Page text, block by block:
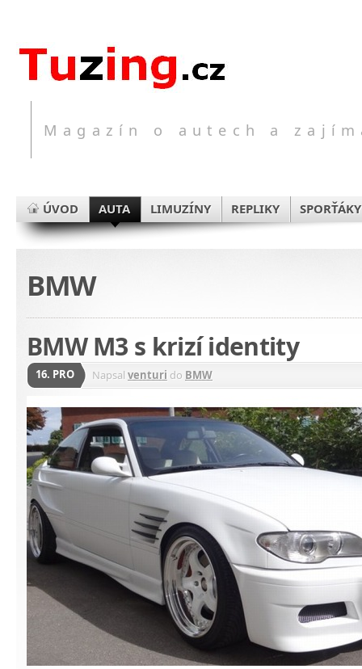
Magazín o autech a
ÚVOD AUTA LIMUZÍNY REPLIKY SPORŤÁKY
BMW
BMW M3 s krizí identity
16. PRO Napsal venturi do BMW